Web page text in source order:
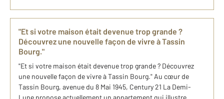
"Et si votre maison était devenue trop grande ?
Découvrez une nouvelle façon de vivre à Tassin
Bourg."
"Et si votre maison était devenue trop grande ? Découvrez
une nouvelle façon de vivre à Tassin Bourg." Au cœur de
Tassin Bourg, avenue du 8 Mai 1945, Century 21 La Demi-
Lune propose actuellement un appartement qui illustre